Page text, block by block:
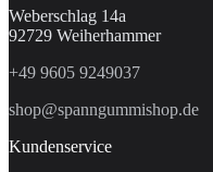
Weberschlag 14a
92729 Weiherhammer
+49 9605 9249037
shop@spanngummishop.de
Kundenservice